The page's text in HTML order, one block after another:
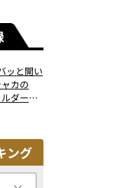
ッと開い
カの
ダーバ
ング